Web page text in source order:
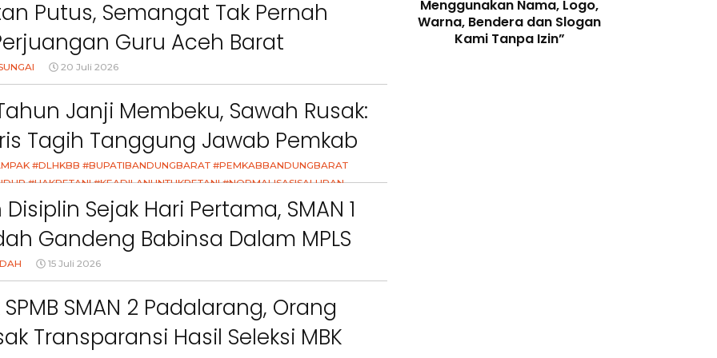
Putus, Semangat Tak Pernah
Guru Aceh Barat
Air Mata
20 Juli 2026
Janji Membeku, Sawah Rusak:
Tagih Tanggung Jawab Pemkab
Barat
#DLHKBB #BUPATIBANDUNGBARAT #PEMKABBANDUNGBARAT
#HAKPETANI #KEADILANUNTUKPETANI #NORMALISASISALURAN
#AKUNTABILITASPEMERINTAH
Sejak Hari Pertama, SMAN 1
Gandeng Babinsa Dalam MPLS
15 Juli 2026
SMAN 2 Padalarang, Orang
Transparansi Hasil Seleksi MBK
Pemkab Bandung Barat
Orang Tua dalam Menjaga
Kesehatan Anak di Era Digital
Menggunakan Nama, Logo,
Warna, Bendera dan Slogan
Kami Tanpa Izin”